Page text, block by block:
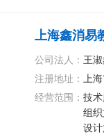
上海鑫消易
公司法人： 王
注册地址：
上
经营范围： 技
组
设